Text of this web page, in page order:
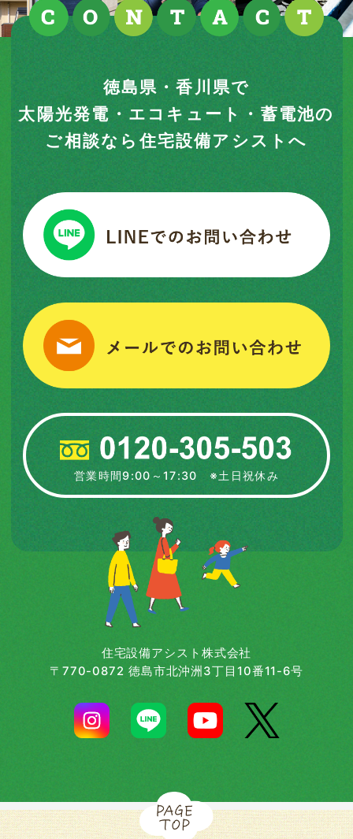
徳島県・香川県で
太陽光発電・エコキュート・蓄電池の
ご相談なら住宅設備アシストへ
営業時間9:00～17:30 ※土日祝休み
住宅設備アシスト株式会社
〒770-0872 徳島市北沖洲3丁目10番11-6号